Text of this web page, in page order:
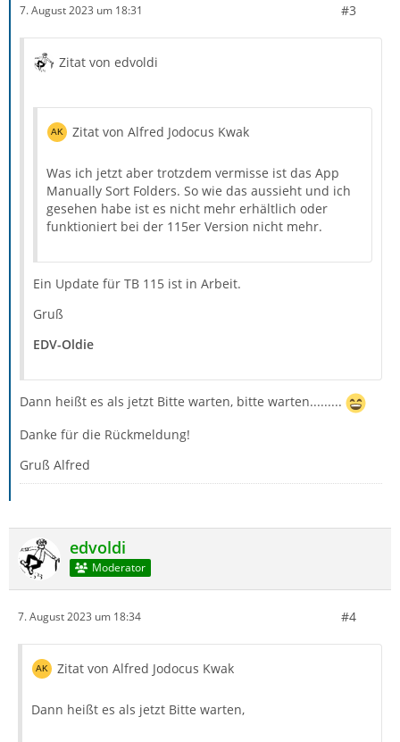
7. August 2023 um 18:31 #3
Zitat von edvoldi
Zitat von Alfred Jodocus Kwak
Was ich jetzt aber trotzdem vermisse ist das App
Manually Sort Folders. So wie das aussieht und ich
gesehen habe ist es nicht mehr erhältlich oder
funktioniert bei der 115er Version nicht mehr.
Ein Update für TB 115 ist in Arbeit.
Gruß
EDV-Oldie
Dann heißt es als jetzt Bitte warten, bitte warten.........
Danke für die Rückmeldung!
Gruß Alfred
edvoldi
Moderator
7. August 2023 um 18:34 #4
Zitat von Alfred Jodocus Kwak
Dann heißt es als jetzt Bitte warten,